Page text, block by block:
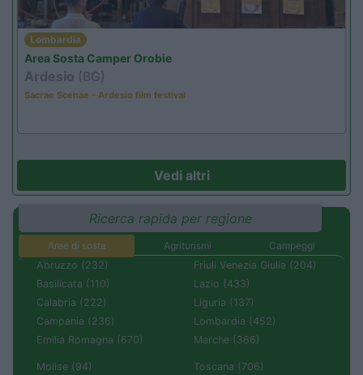
Lombardia
Area Sosta Camper Orobie
Ardesio (BG)
Sacrae Scenae - Ardesio film festival
Vedi altri
Ricerca rapida per regione
Aree di sosta Agriturismi
Campeggi
Abruzzo (232)
Basilicata (110)
Calabria (222)
Campania (236)
Emilia Romagna (670)
Friuli Venezia Giulia (204)
Lazio (433)
Liguria (137)
Lombardia (452)
Marche (366)
Molise (94) Toscana (706)